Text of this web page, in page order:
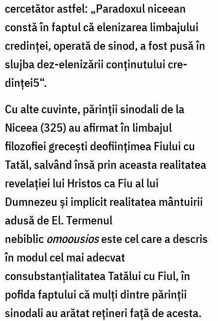
cercetător astfel: „Paradoxul niceean
constă în faptul că elenizarea limbajului
credinţei, operată de sinod, a fost pusă în
slujba dez-elenizării conţinutului cre­
dinţei5“.
Cu alte cuvinte, părinții sinodali de la
Niceea (325) au afirmat în limbajul
filozofiei greceşti ­deofiinţimea Fiului cu
Tatăl, salvând însă prin aceasta realitatea
revelației lui Hristos ca Fiu al lui
Dumnezeu și implicit realitatea mântuirii
adusă de El. Termenul
nebiblic omoousioseste cel care a descris
în modul cel mai adecvat
consubstanțialitatea Tatălui cu Fiul, în
pofida faptului că mulți dintre părinţii
sinodali au arătat rețineri față de acesta.